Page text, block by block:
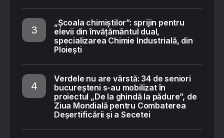
„Școala chimiștilor”: sprijin pentru
elevii din învățământul dual,
specializarea Chimie Industrială, din
Ploiești
Verdele nu are vârstă: 34 de seniori
bucureșteni s-au mobilizat în
proiectul „De la ghindă la pădure”, de
Ziua Mondială pentru Combaterea
Deșertificării și a Secetei